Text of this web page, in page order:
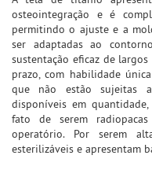
osteointegração e é
permitindo o ajuste e a
ser adaptadas ao
sustentação eficaz de
prazo, com habilidade
que não estão sujeitas a
disponíveis em
fato de serem
operatório. Por serem
esterilizáveis e apresentam